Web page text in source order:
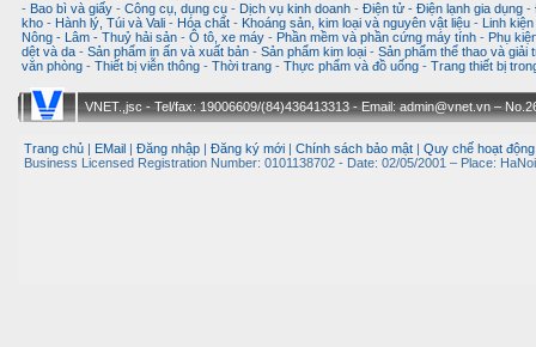
- Bao bì và giấy - Công cụ, dụng cụ - Dịch vụ kinh doanh - Điện tử - Điện lạnh gia dụng -
kho - Hành lý, Túi và Vali - Hóa chất - Khoáng sản, kim loại và nguyên vật liệu -
Linh
Nông - Lâm - Thuỷ hải sản - Ô tô, xe máy - Phần mềm và phần cứng máy tính - Phụ
dệt và da - Sản phẩm in ấn và xuất bản - Sản phẩm kim loại - Sản phẩm thể thao và giải
văn phòng - Thiết bị viễn thông - Thời trang - Thực phẩm và đồ uống - Trang thiết bị
VNET.,jsc - Tel/fax: 19006609/(84)436413313 - Email: admin@vnet.vn –
Trang chủ EMail Đăng nhập Đăng ký mới Chính sách bảo mật Quy chế hoạt động
Business Licensed Registration Number: 0101138702 - Date: 02/05/2001 – Place: